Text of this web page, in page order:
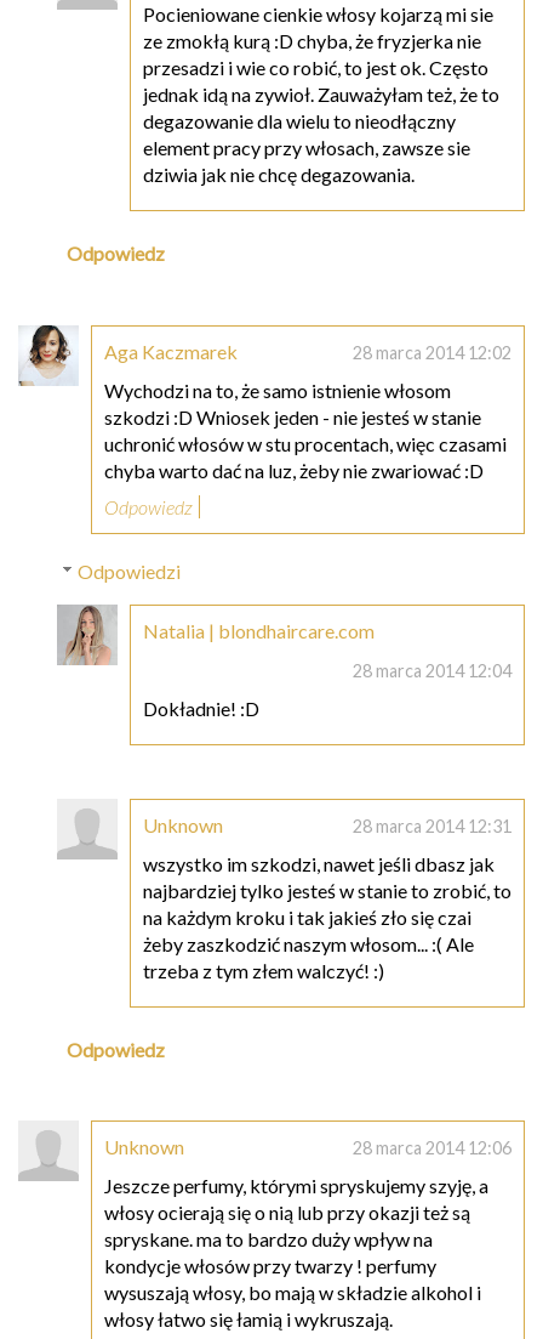
Pocieniowane cienkie włosy kojarzą mi sie
ze zmokłą kurą :D chyba, że fryzjerka nie
przesadzi i wie co robić, to jest ok. Często
jednak idą na zywioł. Zauważyłam też, że to
degazowanie dla wielu to nieodłączny
element pracy przy włosach, zawsze sie
dziwia jak nie chcę degazowania.
Odpowiedz
Aga Kaczmarek 28 marca 2014 12:02
Wychodzi na to, że samo istnienie włosom
szkodzi :D Wniosek jeden - nie jesteś w stanie
uchronić włosów w stu procentach, więc czasami
chyba warto dać na luz, żeby nie zwariować :D
Odpowiedz
Odpowiedzi
Natalia | blondhaircare.com
28 marca 2014 12:04
Dokładnie! :D
Unknown 28 marca 2014 12:31
wszystko im szkodzi, nawet jeśli dbasz jak
najbardziej tylko jesteś w stanie to zrobić, to
na każdym kroku i tak jakieś zło się czai
żeby zaszkodzić naszym włosom... :( Ale
trzeba z tym złem walczyć! :)
Odpowiedz
Unknown 28 marca 2014 12:06
Jeszcze perfumy, którymi spryskujemy szyję, a
włosy ocierają się o nią lub przy okazji też są
spryskane. ma to bardzo duży wpływ na
kondycje włosów przy twarzy ! perfumy
wysuszają włosy, bo mają w składzie alkohol i
włosy łatwo się łamią i wykruszają.